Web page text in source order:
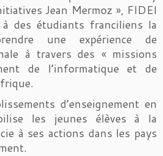
Jean Mermoz », FIDEI
des étudiants franciliens la
une expérience de
à travers des « missions
de l’informatique et de
d’enseignement en
les jeunes élèves à la
à ses actions dans les pays